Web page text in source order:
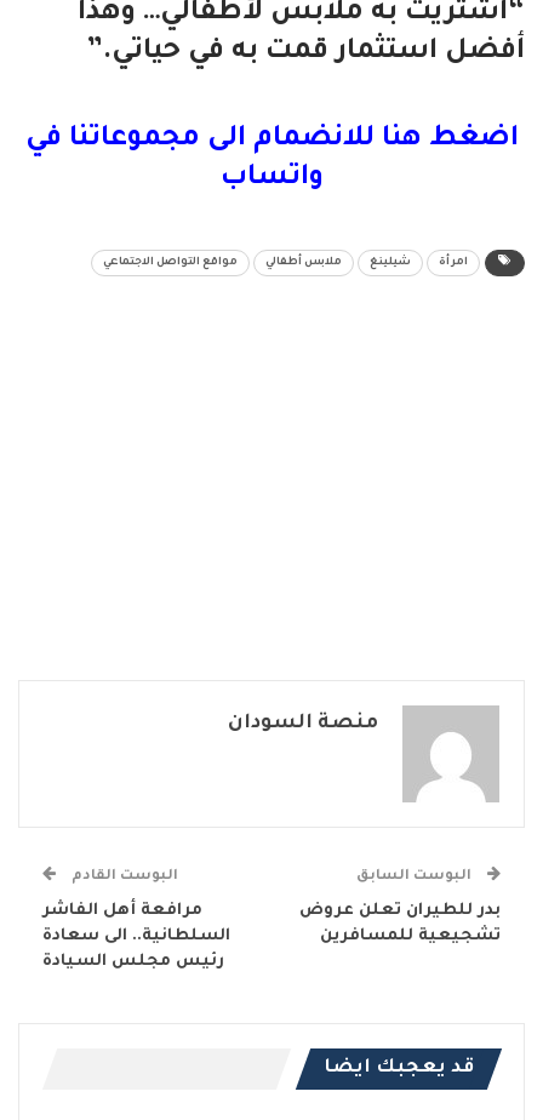
“اشتريت به ملابس لأطفالي… وهذا
أفضل استثمار قمت به في حياتي.”
اضغط هنا للانضمام الى مجموعاتنا في
واتساب
امرأة شيلينغ ملابس أطفالي مواقع التواصل الاجتماعي
منصة السودان
البوست السابق
بدر للطيران تعلن عروض
تشجيعية للمسافرين
البوست القادم
مرافعة أهل الفاشر
السلطانية.. الى سعادة
رئيس مجلس السيادة
قد يعجبك ايضا